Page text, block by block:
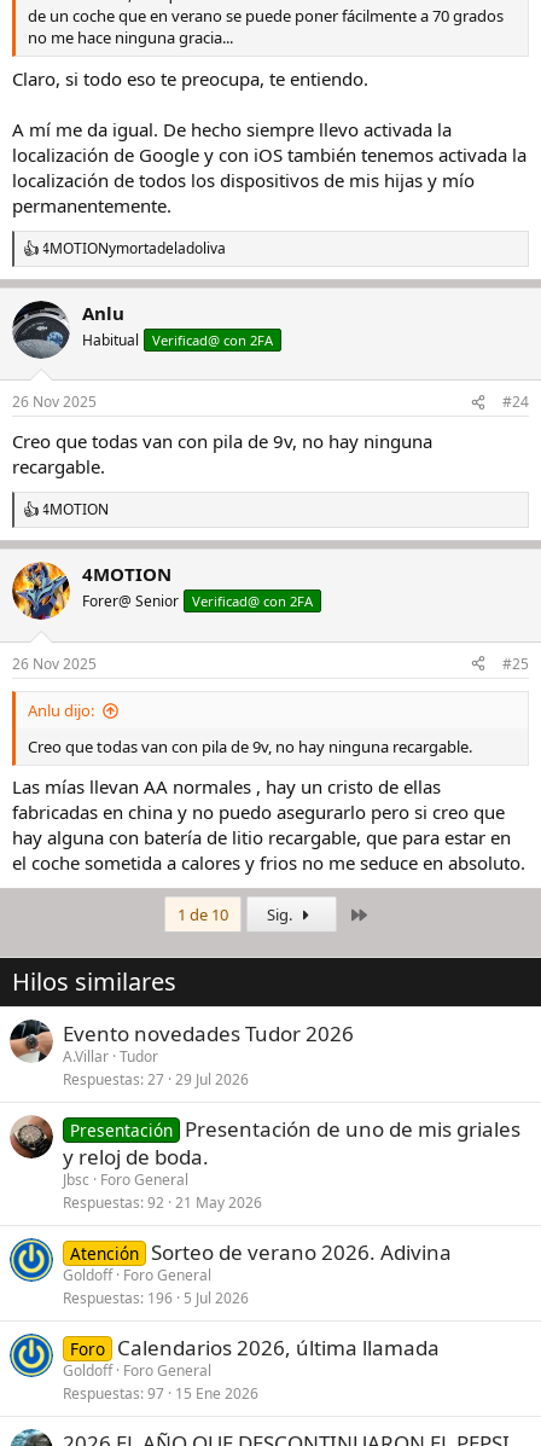
de un coche que en verano se puede poner fácilmente a 70 grados
no me hace ninguna gracia...
Claro, si todo eso te preocupa, te entiendo.
A mí me da igual. De hecho siempre llevo activada la
localización de Google y con iOS también tenemos activada la
localización de todos los dispositivos de mis hijas y mío
permanentemente.
R
e
a
c
c
i
e
:
4MOTIONymortadeladoliva
Anlu
Habitual Verificad@ con 2FA
26 Nov 2025 #24
Creo que todas van con pila de 9v, no hay ninguna
recargable.
R
e
c
c
i
e
s
4MOTION
4MOTION
Forer@ Senior Verificad@ con 2FA
26 Nov 2025 #25
Anlu dijo:
Creo que todas van con pila de 9v, no hay ninguna recargable.
Las mías llevan AA normales , hay un cristo de ellas
fabricadas en china y no puedo asegurarlo pero si creo que
hay alguna con batería de litio recargable, que para estar en
el coche sometida a calores y frios no me seduce en absoluto.
1 de 10 Sig.
Hilos similares
Evento novedades Tudor 2026
A.Villar Tudor
Respuestas 27 29 Jul 2026
Presentación Presentación de uno de mis griales
y reloj de boda.
Jbsc
Foro General
Respuestas 92 21 May 2026
Atención Sorteo de verano 2026. Adivina
Goldoff Foro General
Respuestas 196 5 Jul 2026
Foro Calendarios 2026, última llamada
Goldoff Foro General
Respuestas 97 15 Ene 2026